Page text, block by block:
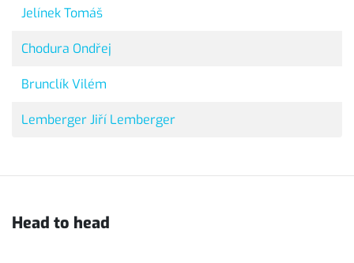
Jelínek Tomáš
Chodura Ondřej
Brunclík Vilém
Lemberger Jiří Lemberger
Head to head